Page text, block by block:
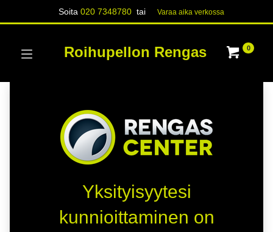
Soita020 7348780 tai Varaa aika verk​​​​ossa
Roihupellon Rengas 0
Yksityisyytesi
kunnioittaminen on